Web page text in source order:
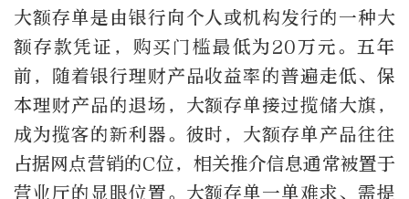
大额存单是由银行向个人或机构发行的一种大
额存款凭证，购买门槛最低为20万元。五年
前，随着银行理财产品收益率的普遍走低、保
本理财产品的退场，大额存单接过揽储大旗，
成为揽客的新利器。彼时，大额存单产品往往
占据网点营销的C位，相关推介信息通常被置于
营业厅的显眼位置。大额存单一单难求、需提